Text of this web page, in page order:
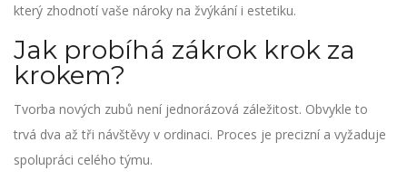
který zhodnotí vaše nároky na žvýkání i estetiku.
Jak probíhá zákrok krok za
krokem?
Tvorba nových zubů není jednorázová záležitost. Obvykle to
trvá dva až tři návštěvy v ordinaci. Proces je precizní a vyžaduje
spolupráci celého týmu.